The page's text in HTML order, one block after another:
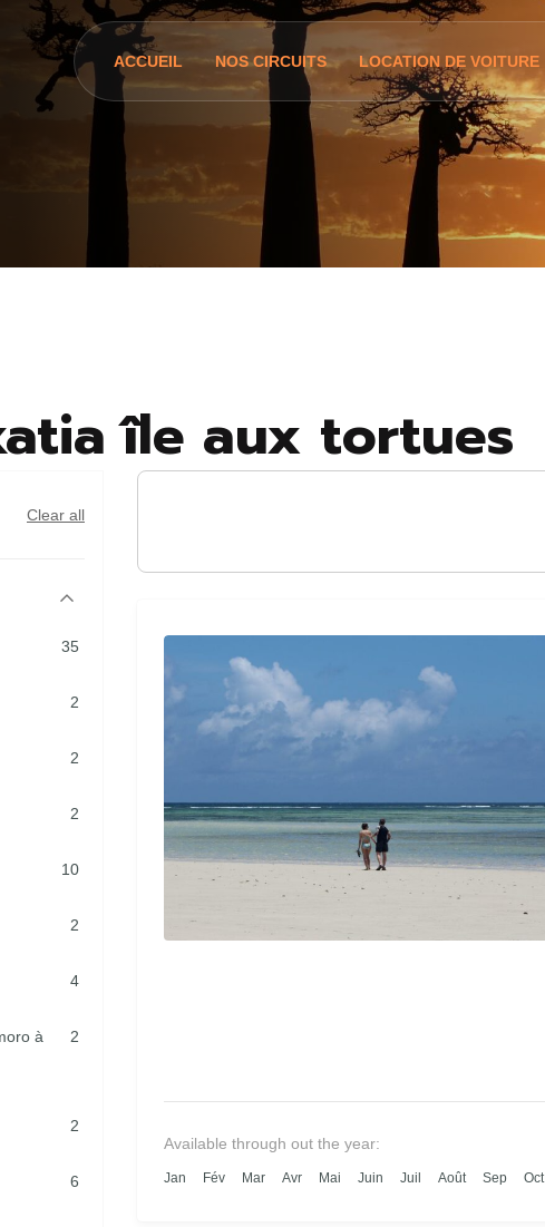
ACCUEIL NOS CIRCUITS LOCATION DE VOITURE
île aux tortues
Clear all
35
2
2
2
10
2
4
à
2
2
6
Available through out the year:
Jan Fév Mar Avr Mai Juin Juil Août Sep Oct